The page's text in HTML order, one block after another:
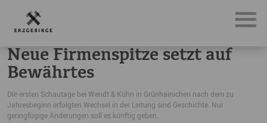
News, Neuigkeiten & Nachrichten aus dem Erzgebirge
Neue Firmenspitze setzt auf
Bewährtes
Die ersten Schautage bei Wendt & Kühn in Grünhainichen nach dem zu
Jahresbeginn erfolgten Wechsel in der Leitung sind Geschichte. Nur
geringfügige Änderungen soll es künftig geben.